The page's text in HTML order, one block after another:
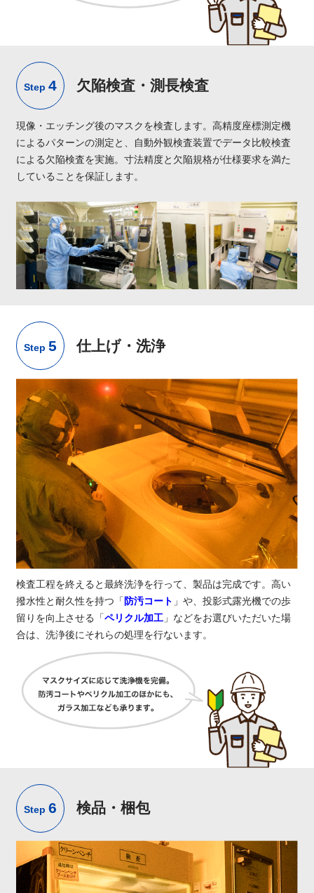
Step 4 欠陥検査・測長検査
現像・エッチング後のマスクを検査します。高精度座標測定機
によるパターンの測定と、自動外観検査装置でデータ比較検査
による欠陥検査を実施。寸法精度と欠陥規格が仕様要求を満た
していることを保証します。
Step 5 仕上げ・洗浄
検査工程を終えると最終洗浄を行って、製品は完成です。高い
撥水性と耐久性を持つ「 防汚コート 」や、投影式露光機での歩
留りを向上させる「 ペリクル加工」などをお選びいただいた場
合は、洗浄後にそれらの処理を行ないます。
Step 6 検品・梱包